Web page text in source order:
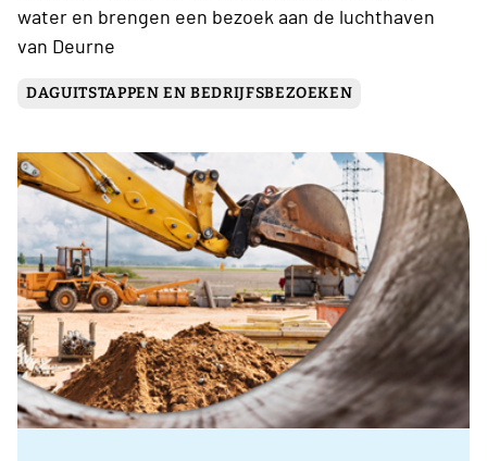
water en brengen een bezoek aan de luchthaven
van Deurne
DAGUITSTAPPEN EN BEDRIJFSBEZOEKEN